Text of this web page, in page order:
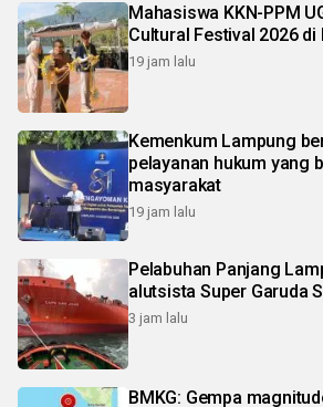
Mahasiswa KKN-PPM
Cultural Festival 2026
19 jam lalu
Kemenkum Lampung
pelayanan hukum yang
masyarakat
19 jam lalu
Pelabuhan Panjang
alutsista Super Garuda
3 jam lalu
BMKG: Gempa